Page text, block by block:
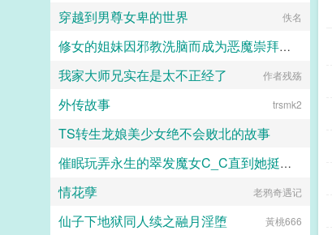
道。千仞雪是我女儿。比比东俏脸上
中龙神武魂的人？千道流淡淡的说
过来的左助看着面前娇羞的千仞雪再
呢？我怎么会成为武魂殿的赘婿呢？
始做龙神，别忘记分享给朋友...
穿越到男尊女卑的世界 佚名
修女的姐妹因邪教洗脑而成为恶魔崇拜者的故事
佚名
我家大师兄实在是太不正经了 作者残殇
外传故事 trsmk2
TS转生龙娘美少女绝不会败北的故事
爱丽丝的不可思议茶会
催眠玩弄永生的翠发魔女C_C直到她挺起孕肚为止，在鲁路修的面前奏响反逆的乱魂曲！
月夜丿
情花孽 老鸦奇遇记
仙子下地狱同人续之融月淫堕 黃桃666